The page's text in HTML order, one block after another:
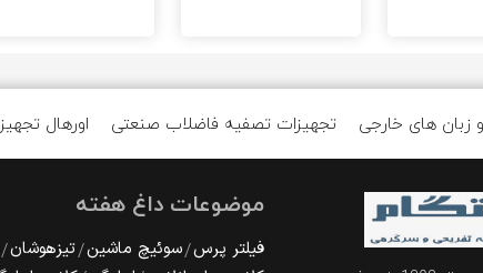
اورهال تجهیزات تصفیه فاضلاب صنعتی زبان های خارجی
موضوعات داغ هفته
فیلتر پرس سوئیچ ماشین تیزهوشان